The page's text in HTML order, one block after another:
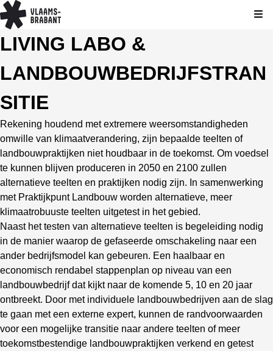
LIVING LABO &
LANDBOUWBEDRIJFSTRAN
SITIE
Rekening houdend met extremere weersomstandigheden
omwille van klimaatverandering, zijn bepaalde teelten of
landbouwpraktijken niet houdbaar in de toekomst. Om voedsel
te kunnen blijven produceren in 2050 en 2100 zullen
alternatieve teelten en praktijken nodig zijn. In samenwerking
met Praktijkpunt Landbouw worden alternatieve, meer
klimaatrobuuste teelten uitgetest in hetgebied.
Naast het testen van alternatieve teelten is begeleiding nodig
in de manier waarop de gefaseerde omschakeling naar een
ander bedrijfsmodel kan gebeuren. Een haalbaar en
economisch rendabel stappenplan op niveau van een
landbouwbedrijf dat kijkt naar de komende 5, 10 en 20 jaar
ontbreekt. Door met individuele landbouwbedrijven aan de slag
te gaan met een externe expert, kunnen de randvoorwaarden
voor een mogelijke transitie naar andere teelten of meer
toekomstbestendige landbouwpraktijken verkend en getest